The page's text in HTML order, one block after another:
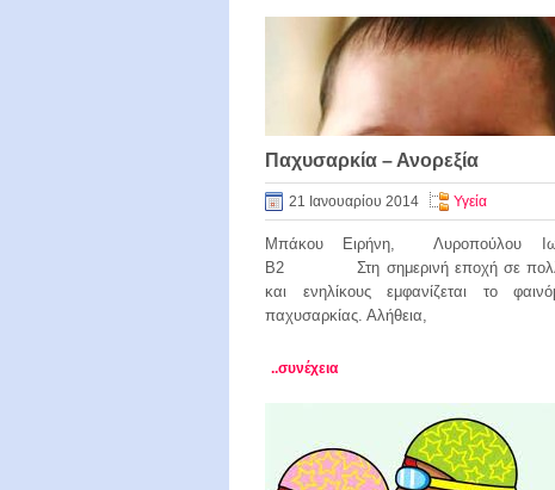
Παχυσαρκία – Ανορεξία
21 Ιανουαρίου 2014 Υγεία
Μπάκου Ειρήνη, Λυροπούλου
Β2 Στη σημερινή εποχή σε
και ενηλίκους εμφανίζεται το
παχυσαρκίας. Αλήθεια,
..συνέχεια